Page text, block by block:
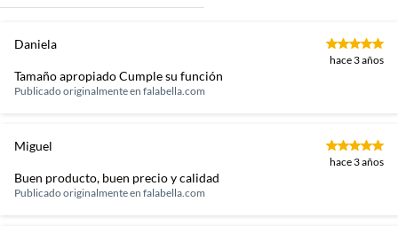
Daniela
hace 3 años
Tamaño apropiado Cumple su función
Publicado originalmente en falabella.com
Miguel
hace 3 años
Buen producto, buen precio y calidad
Publicado originalmente en falabella.com